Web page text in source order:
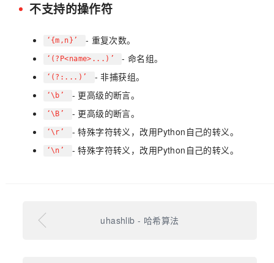
不支持的操作符
‘{m,n}’ - 重复次数。
‘(?P<name>...)’ - 命名组。
‘(?:...)’ - 非捕获组。
‘\b’ - 更高级的断言。
‘\B’ - 更高级的断言。
‘\r’ - 特殊字符转义，改用Python自己的转义。
‘\n’ - 特殊字符转义，改用Python自己的转义。
uhashlib - 哈希算法